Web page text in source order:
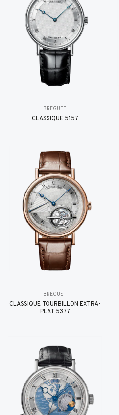
BREGUET
CLASSIQUE 5157
BREGUET
CLASSIQUE TOURBILLON EXTRA-
PLAT 5377